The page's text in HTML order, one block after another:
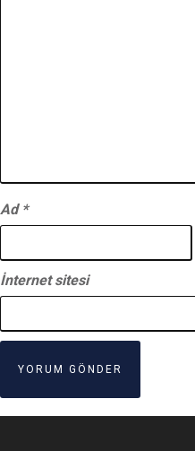
Ad *
İnternet sitesi